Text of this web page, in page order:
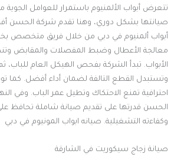
تتعرض أبواب الألمنيوم باستمرار للعوامل
صيانتها بشكل دوري، وهنا تقدم شركة الحسن
أبواب ألمنيوم في دبي من خلال فريق متخصص
معالجة الأعطال وضبط المفصلات والمقابض
الأبواب. تبدأ الشركة بفحص الهيكل العام للباب،
وتستبدل القطع التالفة لضمان أداء أفضل. كما
احترافية تمنع الاحتكاك وتطيل عمر الباب. وفي
الحسن قدرتها على تقديم صيانة شاملة تحافظ
وكفاءته التشغيلية. صيانه ابواب المونيوم في دبي
صيانة زجاج سيكوريت في الشارقة